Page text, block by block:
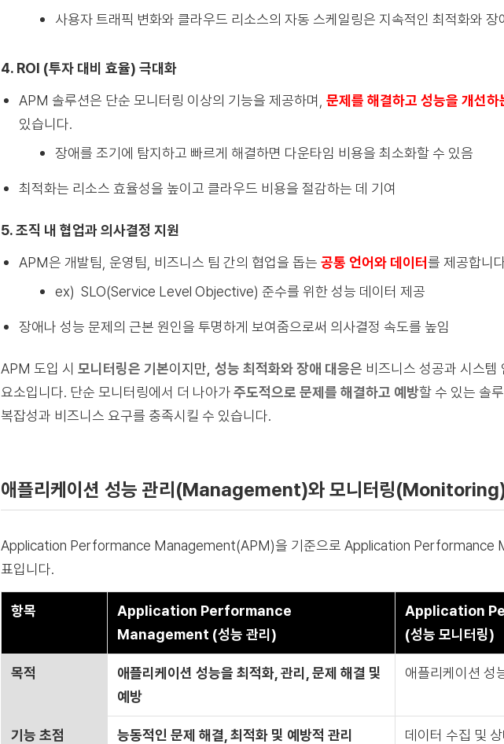
사용자 트래픽 변화와 클라우드 리소스의 자동 스케일링은 지속적인 최적화와 장
4. ROI (투자 대비 효율) 극대화
APM 솔루션은 단순 모니터링 이상의 기능을 제공하며, 문제를 해결하고 성능을 개선
있습니다.
장애를 조기에 탐지하고 빠르게 해결하면 다운타임 비용을 최소화할 수 있음
최적화는 리소스 효율성을 높이고 클라우드 비용을 절감하는 데 기여
5.조직 내 협업과 의사결정 지원
APM은 개발팀, 운영팀, 비즈니스 팀 간의 협업을 돕는 공통 언어와 데이터를 제공합니
ex) SLO(Service Level Objective) 준수를 위한 성능 데이터 제공
장애나 성능 문제의 근본 원인을 투명하게 보여줌으로써 의사결정 속도를 높임
APM 도입 시 모니터링은 기본이지만, 성능 최적화와 장애 대응은 비즈니스 성공과 시스템
요소입니다. 단순 모니터링에서 더 나아가주도적으로 문제를 해결하고 예방할 수 있는 솔
복잡성과 비즈니스 요구를 충족시킬 수 있습니다.
애플리케이션 성능 관리(Management)와 모니터링(Monitoring)
Application Performance Management(APM)을 기준으로 Application Performance
표입니다.
항목
Application Performance
Management (성능 관리)
Application
(성능 모니터링)
목적 애플리케이션 성능을 최적화, 관리, 문제 해결 및
예방
애플리케이션 성
기능 초점 능동적인 문제 해결, 최적화 및 예방적 관리 데이터 수집 및